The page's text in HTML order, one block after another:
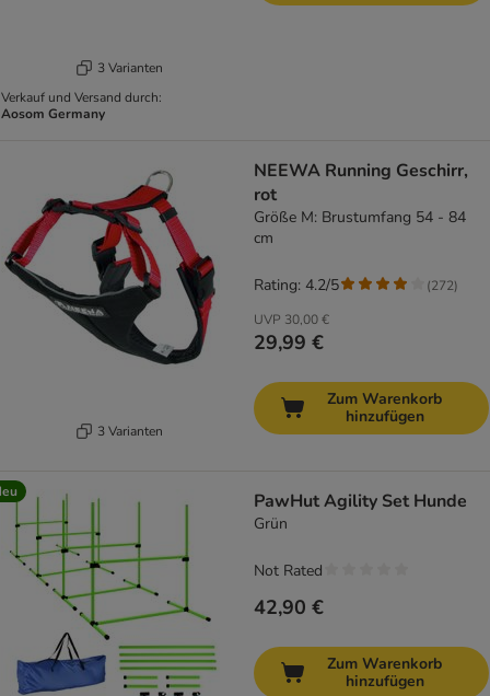
3 Varianten
Verkauf und Versand durch:
Aosom Germany
3 Varianten
NEEWA Running Geschirr,
rot
Größe M: Brustumfang 54 - 84
cm
UVP 30,00 €
29,99 €
Rating: 4.2/5 (272)
Zum Warenkorb
hinzufügen
PawHut Agility Set Hunde
Grün
42,90 €
Not Rated
Zum Warenkorb
hinzufügen